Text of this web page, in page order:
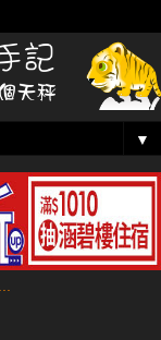
▼